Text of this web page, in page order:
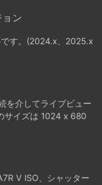
ン
す。(2024.x、2025.x
を介してライブビュー
サイズは 1024 x 680
V ISO、シャッター